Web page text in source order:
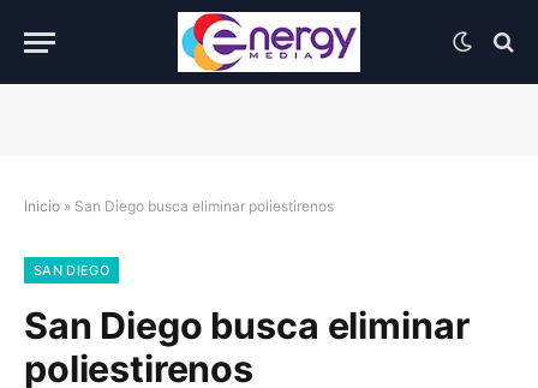
Inicio » San Diego busca eliminar poliestirenos
SAN DIEGO
San Diego busca eliminar
poliestirenos